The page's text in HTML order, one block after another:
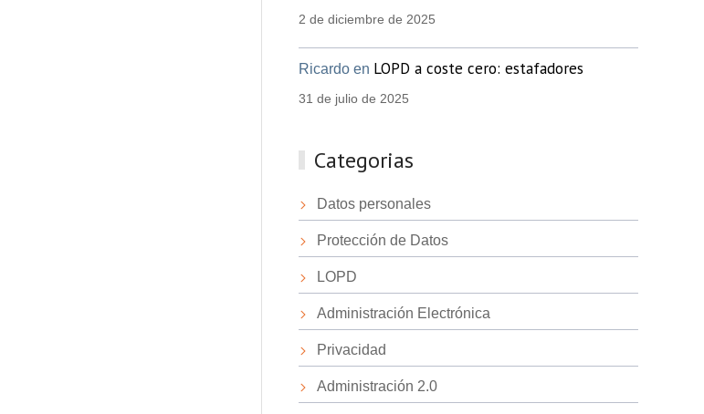
2 de diciembre de 2025
Ricardo en LOPD a coste cero: estafadores
31 de julio de 2025
Categorias
Datos personales
Protección de Datos
LOPD
Administración Electrónica
Privacidad
Administración 2.0